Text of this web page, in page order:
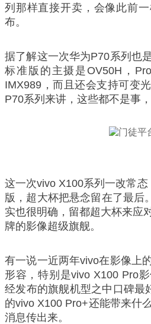
列那样直接开卖，会像此前
布。
据了解这一次华为P70系列也
标准版的主摄是OV50H，
IMX989，而且还会支持可变
P70系列来讲，这些都不是事
这一次vivo X100系列一改常
版，超大杯把悬念留在了最后
实也很明确，留都超大杯来应
牌的影像超级旗舰。
有一说一近两年vivo在影像上
形容，特别是vivo X100 Pro
经发布的旗舰机型之中口碑最
的vivo X100 Pro+还能带来什
消息传出来。